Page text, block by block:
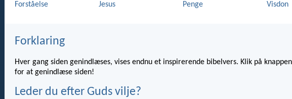
Forståelse
Jesus
Penge
Visdon
Forklaring
Hver gang siden genindlæses, vises endnu et inspirerende bibelvers. Klik på
for at genindlæse siden!
Leder du efter Guds vilje?